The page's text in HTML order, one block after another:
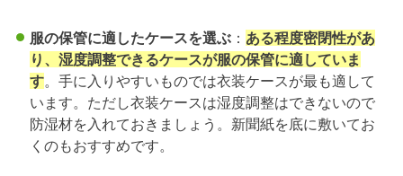
服の保管に適したケースを選ぶ： ある程度密閉性があ
り、湿度調整できるケースが服の保管に適していま
す。手に入りやすいものでは衣装ケースが最も適して
います。ただし衣装ケースは湿度調整はできないので
防湿材を入れておきましょう。新聞紙を底に敷いてお
くのもおすすめです。